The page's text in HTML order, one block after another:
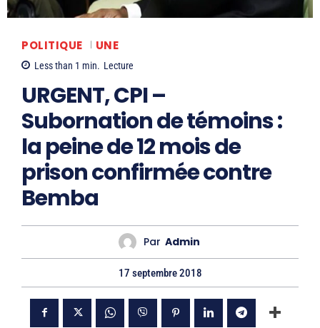
POLITIQUE UNE
Less than 1 min. Lecture
URGENT, CPI –
Subornation de témoins :
la peine de 12 mois de
prison confirmée contre
Bemba
Par Admin
17 septembre 2018